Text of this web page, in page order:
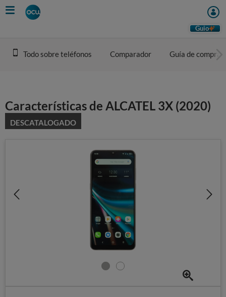
Skip
to
Guio
Todo sobre teléfonos Comparador Guía de compra
Características de ALCATEL 3X (2020)
DESCATALOGADO